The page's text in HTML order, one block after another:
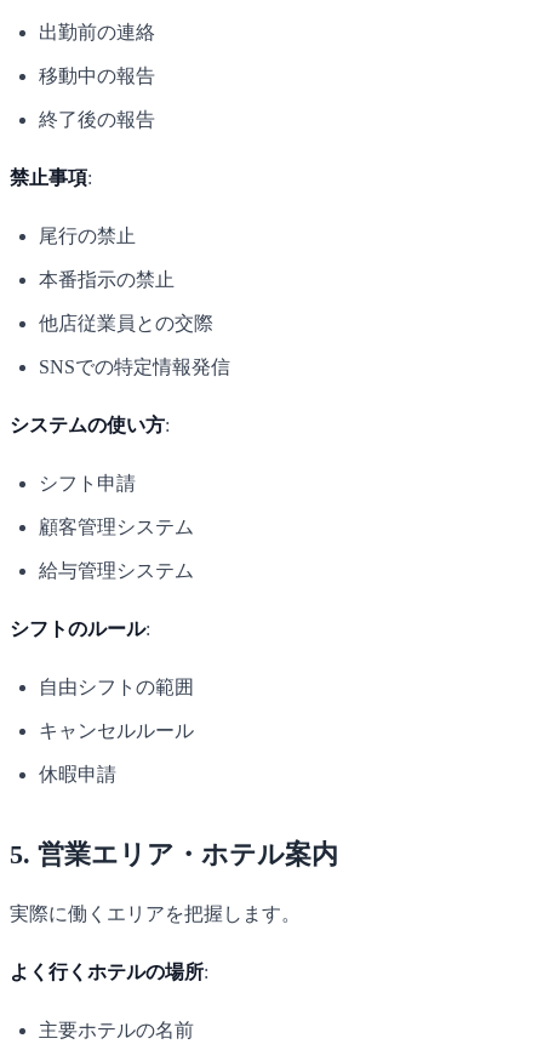
出勤前の連絡
移動中の報告
終了後の報告
禁止事項:
尾行の禁止
本番指示の禁止
他店従業員との交際
SNSでの特定情報発信
システムの使い方:
シフト申請
顧客管理システム
給与管理システム
シフトのルール:
自由シフトの範囲
キャンセルルール
休暇申請
5. 営業エリア・ホテル案内
実際に働くエリアを把握します。
よく行くホテルの場所:
主要ホテルの名前